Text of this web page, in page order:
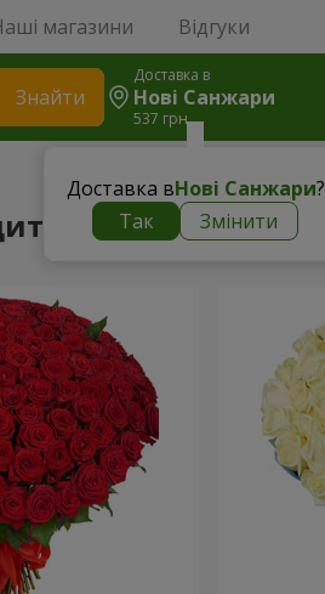
магазини Відгуки
Знайти
Доставка в
Нові Санжари
537 грн
Доставка вНові Санжари?
Так
Змінити